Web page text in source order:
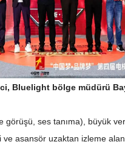
Bluelight bölge müdürü
görüşü, ses tanıma), büyük
asansör uzaktan izleme